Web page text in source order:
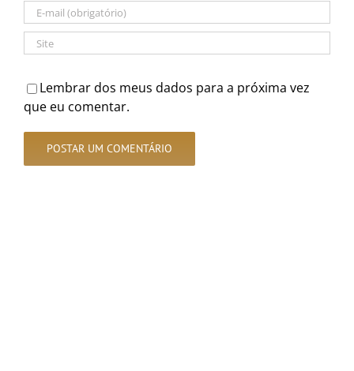
Lembrar dos meus dados para a próxima vez
que eu comentar.